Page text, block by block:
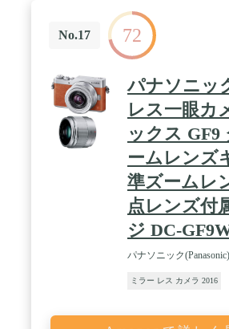
No.17 72
パナソニッ
レス一眼カ
ックス GF9
ームレンズ
準ズームレ
点レンズ付
ジ DC-
パナソニック(Panasonic)
ミラー レス カメラ 2016